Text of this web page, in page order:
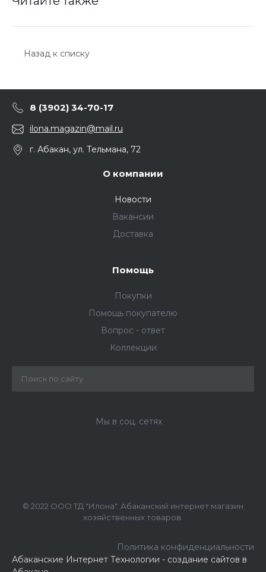
Назад к списку
8 (3902) 34-70-17
ilona.magazin@mail.ru
г. Абакан, ул. Тельмана, 72
О компании
Новости
Вакансии
Доставка
Помощь
Покупки
Помощь покупателю
Вопрос - ответ
Коллекции
Мы в соц. сетях
© 2022 ООО ТД "Илона". Абаканский интернет магазин
хозяйственных товаров.
Политика конфиденциальности
Абаканские Интернет Технологии - создание сайтов в